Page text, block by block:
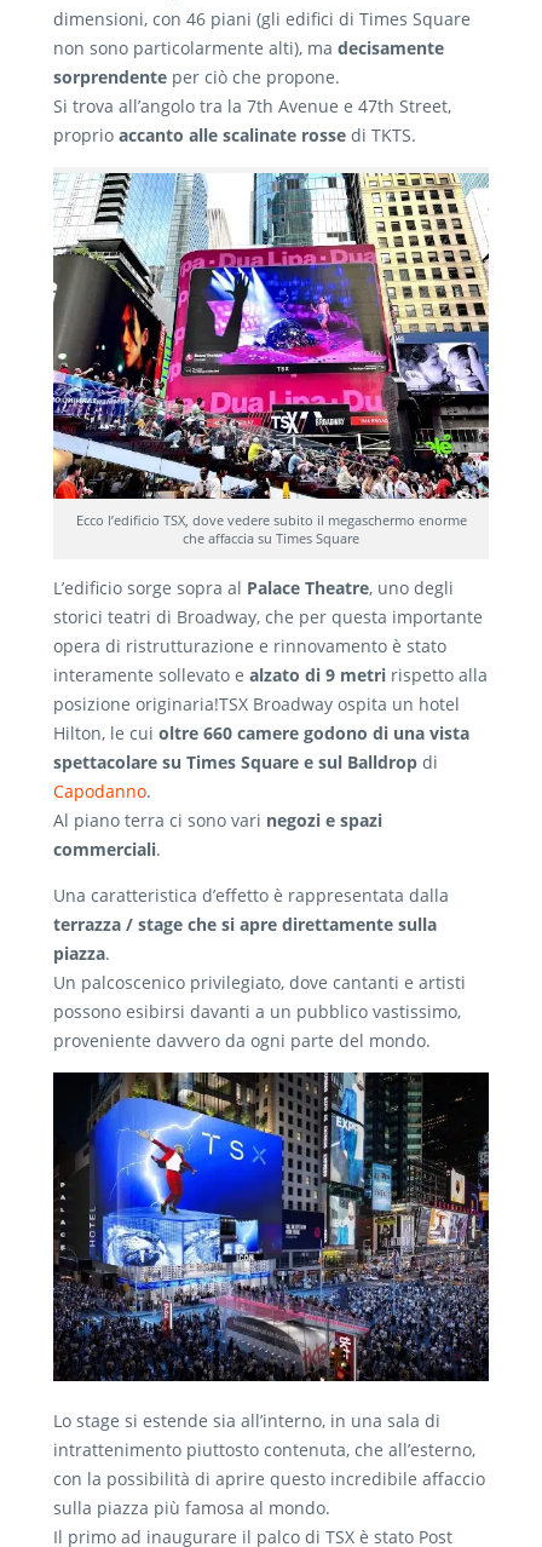
dimensioni, con 46 piani (gli edifici di Times Square
non sono particolarmente alti), ma decisamente
sorprendente per ciò che propone.
Si trova all’angolo tra la 7th Avenue e 47th Street,
proprio accanto alle scalinate rosse di TKTS.
Ecco l’edificio TSX, dove vedere subito il megaschermo enorme
che affaccia su Times Square
L’edificio sorge sopra al Palace Theatre, uno degli
storici teatri di Broadway, che per questa importante
opera di ristrutturazione e rinnovamento è stato
interamente sollevato e alzato di 9 metri rispetto alla
posizione originaria!TSX Broadway ospita un hotel
Hilton, le cui oltre 660 camere godono di una vista
spettacolare su Times Square e sul Balldrop di
Capodanno.
Al piano terra ci sono vari negozi e spazi
commerciali.
Una caratteristica d’effetto è rappresentata dalla
terrazza / stage che si apre direttamente sulla
piazza.
Un palcoscenico privilegiato, dove cantanti e artisti
possono esibirsi davanti a un pubblico vastissimo,
proveniente davvero da ogni parte del mondo.
Lo stage si estende sia all’interno, in una sala di
intrattenimento piuttosto contenuta, che all’esterno,
con la possibilità di aprire questo incredibile affaccio
sulla piazza più famosa al mondo.
Il primo ad inaugurare il palco di TSX è stato Post